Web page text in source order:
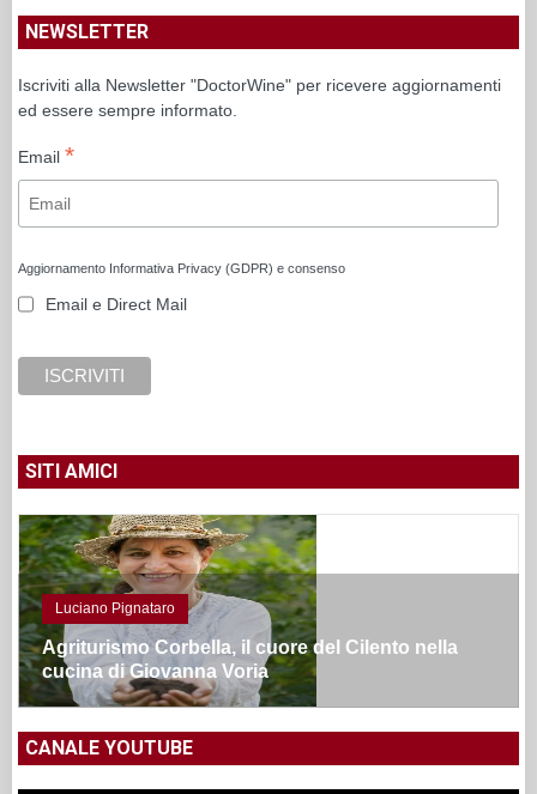
NEWSLETTER
Iscriviti alla Newsletter "DoctorWine" per ricevere aggiornamenti
ed essere sempre informato.
Email *
Aggiornamento Informativa Privacy (GDPR) e consenso
Email e Direct Mail
SITI AMICI
Luciano Pignataro
Agriturismo Corbella, il cuore del Cilento nella
cucina di Giovanna Voria
CANALE YOUTUBE